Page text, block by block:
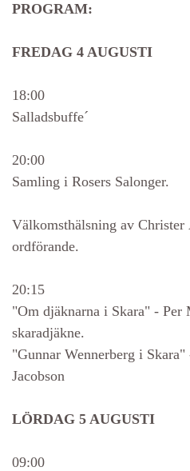
PROGRAM:
FREDAG 4 AUGUSTI
18:00
Salladsbuffe´
20:00
Samling i Rosers Salonger.
Välkomsthälsning av Christer
ordförande.
20:15
"Om djäknarna i Skara" - Per
skaradjäkne.
"Gunnar Wennerberg i
Jacobson
LÖRDAG 5 AUGUSTI
09:00